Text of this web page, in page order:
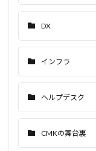
DX
インフラ
ヘルプデスク
CMKの舞台裏